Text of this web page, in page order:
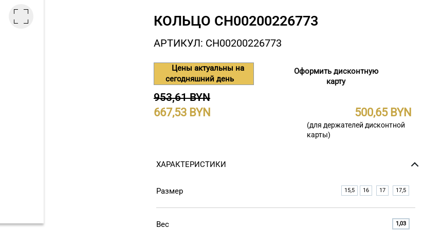
КОЛЬЦО СH00200226773
АРТИКУЛ: СH00200226773
Цены актуальны на
сегодняшний день
Оформить дисконтную
карту
953,61 BYN
667,53 500,65
(для держателей дисконтной
карты)
ХАРАКТЕРИСТИКИ
Размер 15,5 16 17 17,5
Вес 1,03